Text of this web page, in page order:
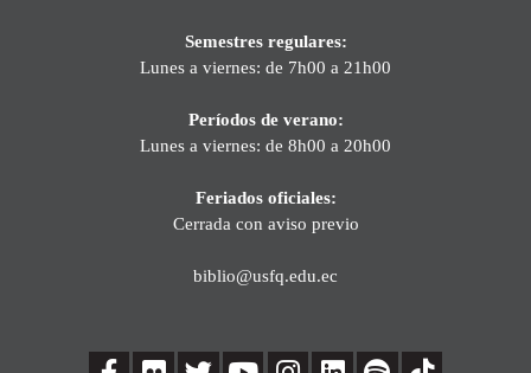
Semestres regulares:
Lunes a viernes: de 7h00 a 21h00
Períodos de verano:
Lunes a viernes: de 8h00 a 20h00
Feriados oficiales:
Cerrada con aviso previo
biblio@usfq.edu.ec